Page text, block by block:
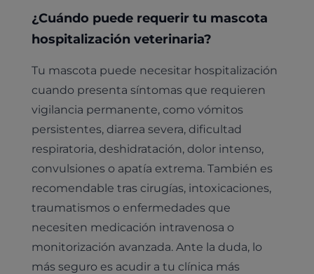
¿Cuándo puede requerir tu mascota
hospitalización veterinaria?
Tu mascota puede necesitar hospitalización
cuando presenta síntomas que requieren
vigilancia permanente, como vómitos
persistentes, diarrea severa, dificultad
respiratoria, deshidratación, dolor intenso,
convulsiones o apatía extrema. También es
recomendable tras cirugías, intoxicaciones,
traumatismos o enfermedades que
necesiten medicación intravenosa o
monitorización avanzada. Ante la duda, lo
más seguro es acudir a tu clínica más